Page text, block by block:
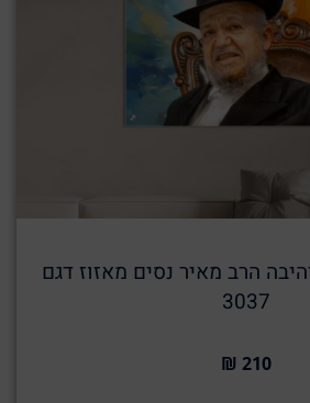
הרב מאיר נסים מאזוז דגם
3037
210 ₪